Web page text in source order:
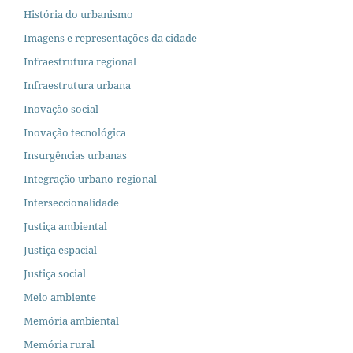
História do urbanismo
Imagens e representações da cidade
Infraestrutura regional
Infraestrutura urbana
Inovação social
Inovação tecnológica
Insurgências urbanas
Integração urbano-regional
Interseccionalidade
Justiça ambiental
Justiça espacial
Justiça social
Meio ambiente
Memória ambiental
Memória rural